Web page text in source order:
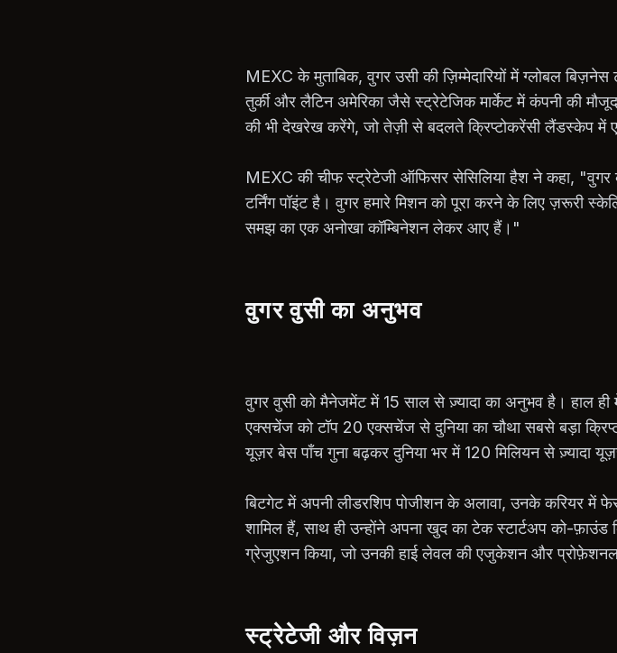
MEXC के मुताबिक, वुगर उसी की ज़िम्मेदारियों में ग्लोबल
तुर्की और लैटिन अमेरिका जैसे स्ट्रेटेजिक मार्केट में कंपनी की
की भी देखरेख करेंगे, जो तेज़ी से बदलते क्रिप्टोकरेंसी लैंडस्केप में
MEXC की चीफ स्ट्रेटेजी ऑफिसर सेसिलिया हैश ने कहा,
टर्निंग पॉइंट है। वुगर हमारे मिशन को पूरा करने के लिए ज़रूरी
समझ का एक अनोखा कॉम्बिनेशन लेकर आए हैं।"
वुगर वुसी का अनुभव
वुगर वुसी को मैनेजमेंट में 15 साल से ज़्यादा का अनुभव है। हाल ही
एक्सचेंज को टॉप 20 एक्सचेंज से दुनिया का चौथा सबसे बड़ा
यूज़र बेस पाँच गुना बढ़कर दुनिया भर में 120 मिलियन से ज़्यादा
बिटगेट में अपनी लीडरशिप पोजीशन के अलावा, उनके करियर में
शामिल हैं, साथ ही उन्होंने अपना खुद का टेक स्टार्टअप को-फ़ाउंड
ग्रेजुएशन किया, जो उनकी हाई लेवल की एजुकेशन और प्रोफ़ेशनल
स्ट्रेटेजी और विज़न